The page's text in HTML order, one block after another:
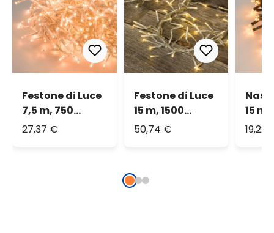
Festone di Luce
7,5 m, 750
miniled bianco
27,37 €
Festone di Luce
15 m, 1500
miniled bianco
50,74 €
15
19,22